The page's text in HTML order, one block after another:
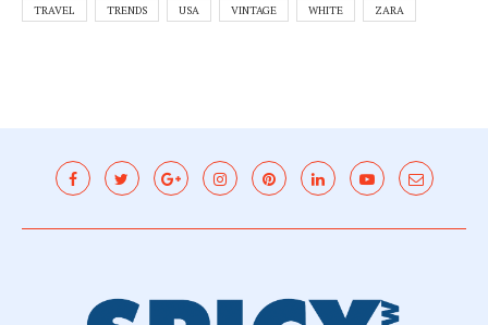
TRAVEL TRENDS USA VINTAGE WHITE ZARA